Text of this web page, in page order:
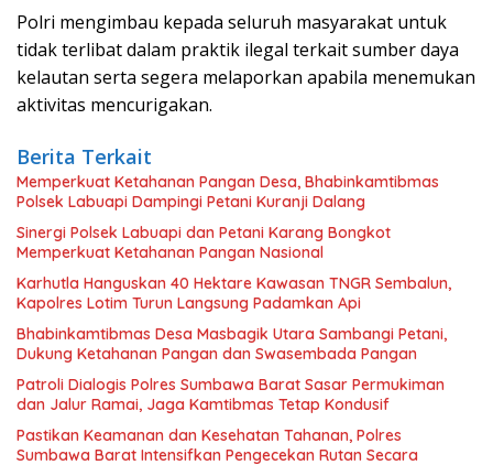
Polri mengimbau kepada seluruh masyarakat untuk
tidak terlibat dalam praktik ilegal terkait sumber daya
kelautan serta segera melaporkan apabila menemukan
aktivitas mencurigakan.
Berita Terkait
Memperkuat Ketahanan Pangan Desa, Bhabinkamtibmas
Polsek Labuapi Dampingi Petani Kuranji Dalang
Sinergi Polsek Labuapi dan Petani Karang Bongkot
Memperkuat Ketahanan Pangan Nasional
Karhutla Hanguskan 40 Hektare Kawasan TNGR Sembalun,
Kapolres Lotim Turun Langsung Padamkan Api
Bhabinkamtibmas Desa Masbagik Utara Sambangi Petani,
Dukung Ketahanan Pangan dan Swasembada Pangan
Patroli Dialogis Polres Sumbawa Barat Sasar Permukiman
dan Jalur Ramai, Jaga Kamtibmas Tetap Kondusif
Pastikan Keamanan dan Kesehatan Tahanan, Polres
Sumbawa Barat Intensifkan Pengecekan Rutan Secara